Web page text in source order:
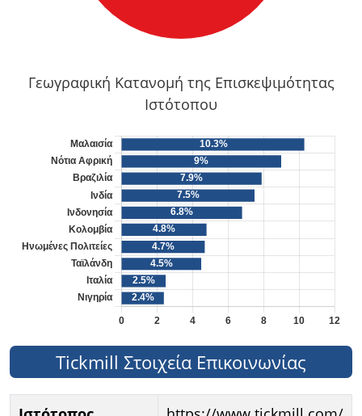
Γεωγραφική Κατανομή της Επισκεψιμότητας
Ιστότοπου
Tickmill Στοιχεία Επικοινωνίας